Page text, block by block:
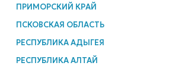
ПРИМОРСКИЙ КРАЙ
ПСКОВСКАЯ ОБЛАСТЬ
РЕСПУБЛИКА АДЫГЕЯ
РЕСПУБЛИКА АЛТАЙ